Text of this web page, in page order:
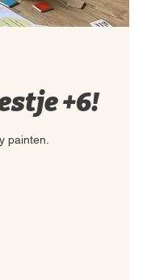
+6!
painten.